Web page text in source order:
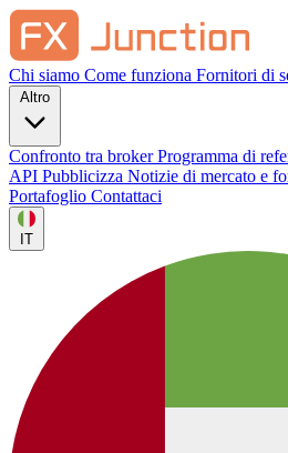
Chi siamo Come funziona Fornitori di
Confronto tra brokerProgramma di
API Pubblicizza Notizie di mercato e
Portafoglio Contattaci
IT